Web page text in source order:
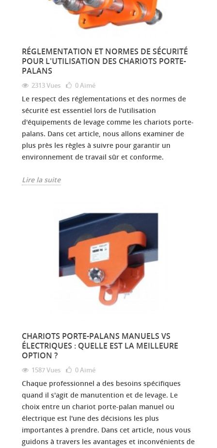
RÉGLEMENTATION ET NORMES DE SÉCURITÉ
POUR L'UTILISATION DES CHARIOTS PORTE-
PALANS
2313 Vues 0Aimé
Le respect des réglementations et des normes de
sécurité est essentiel lors de l'utilisation
d'équipements de levage comme les chariots porte-
palans. Dans cet article, nous allons examiner de
plus près les règles à suivre pour garantir un
environnement de travail sûr et conforme.
Lire la suite
CHARIOTS PORTE-PALANS MANUELS VS
ÉLECTRIQUES : QUELLE EST LA MEILLEURE
OPTION ?
1587 Vues 0Aimé
Chaque professionnel a des besoins spécifiques
quand il s'agit de manutention et de levage. Le
choix entre un chariot porte-palan manuel ou
électrique est l'une des décisions les plus
importantes à prendre. Dans cet article, nous vous
guidons à travers les avantages et inconvénients de